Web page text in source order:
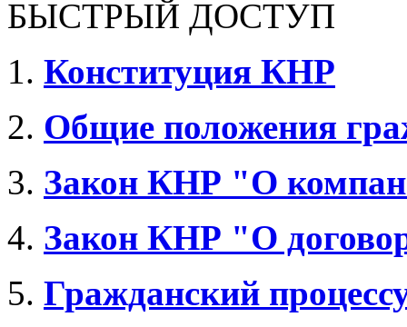
БЫСТРЫЙ ДОСТУП
1. Конституция КНР
2. Общие положения
3. Закон КНР "О
4. Закон КНР "О
5. Гражданский